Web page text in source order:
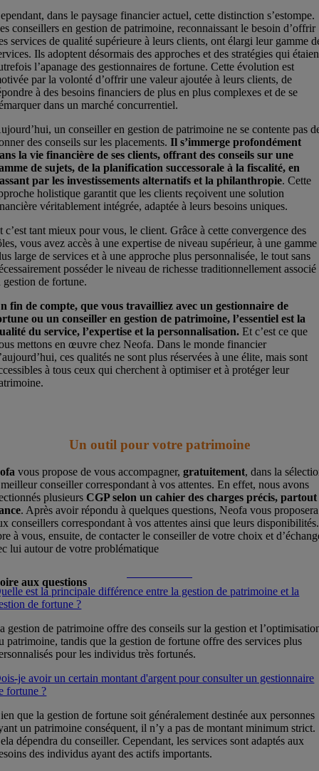
dans le paysage financier actuel, cette distinction s’estompe.
conseillers en gestion de patrimoine, reconnaissant le besoin d’offrir
services de qualité supérieure à leurs clients, ont élargi leur gamme
Ils adoptent désormais des approches et des stratégies qui
l’apanage des gestionnaires de fortune. Cette évolution est
par la volonté d’offrir une valeur ajoutée à leurs clients, de
à des besoins financiers de plus en plus complexes et de se
dans un marché concurrentiel.
un conseiller en gestion de patrimoine ne se contente pas
des conseils sur les placements.Il s’immerge profondément
la vie financière de ses clients, offrant des conseils sur une
de sujets, de la planification successorale à la fiscalité, en
par les investissements alternatifs et la philanthropie. Cette
holistique garantit que les clients reçoivent une solution
véritablement intégrée, adaptée à leurs besoins uniques.
c’est tant mieux pour vous, le client. Grâce à cette convergence des
vous avez accès à une expertise de niveau supérieur, à une gamme
large de services et à une approche plus personnalisée, le tout sans
posséder le niveau de richesse traditionnellement associé
gestion de fortune.
fin de compte, que vous travailliez avec un gestionnaire de
ou un conseiller en gestion de patrimoine, l’essentiel est la
du service, l’expertise et la personnalisation. Et c’est ce que
mettons en œuvre chez Neofa. Dans le monde financier
ces qualités ne sont plus réservées à une élite, mais sont
à tous ceux qui cherchent à optimiser et à protéger leur
Un outil pour votre patrimoine
vous propose de vous accompagner,gratuitement, dans la
conseiller correspondant à vos attentes. En effet, nous avons
plusieursCGP selon un cahier des charges précis, partout
. Après avoir répondu à quelques questions, Neofa vous proposera
conseillers correspondant à vos attentes ainsi que leurs disponibilités.
à vous, ensuite, de contacter le conseiller de votre choix et
lui autour de votre problématique
aux questions
est la principale différence entre la gestion de patrimoine et la
de fortune ?
gestion de patrimoine offre des conseils sur la gestion et
patrimoine, tandis que la gestion de fortune offre des services plus
pour les individus très fortunés.
je avoir un certain montant d'argent pour consulter un gestionnaire
fortune ?
que la gestion de fortune soit généralement destinée aux personnes
un patrimoine conséquent, il n’y a pas de montant minimum strict.
dépendra du conseiller. Cependant, les services sont adaptés aux
des individus ayant des actifs importants.